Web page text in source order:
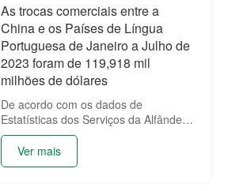
As trocas comerciais entre a
China e os Países de Língua
Portuguesa de Janeiro a Julho de
2023 foram de 119,918 mil
milhões de dólares
De acordo com os dados de
Estatísticas dos Serviços da Alfândega
da China (encontra-se na tabela
anexada), as trocas comerciais entre
a China e os Países de Língua
Ver mais